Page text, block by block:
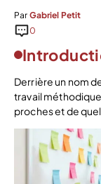
Par Gabriel Petit
0
Derrière un nom
travail
proches et de